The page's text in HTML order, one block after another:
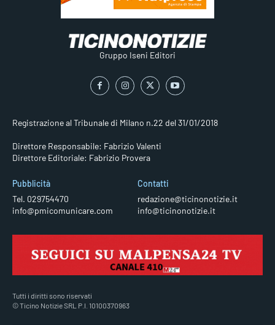
Gruppo Iseni Editori
Registrazione al Tribunale di Milano n.22 del 31/01/2018
Direttore Responsabile: Fabrizio Valenti
Direttore Editoriale: Fabrizio Provera
Pubblicità
Tel. 029754470
info@pmicomunicare.com
Contatti
redazione@ticinonotizie.it
info@ticinonotizie.it
Tutti i diritti sono riservati
© Ticino Notizie SRL P.I. 10100370963